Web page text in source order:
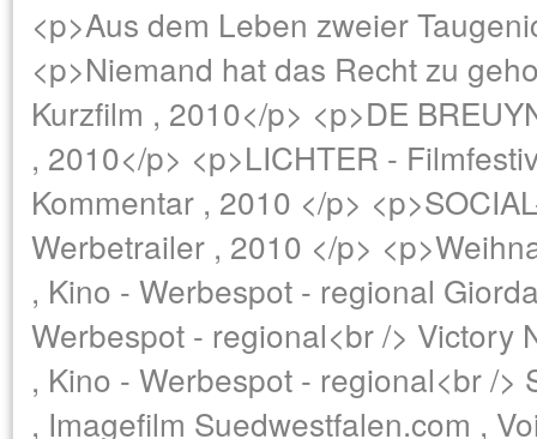
<p>Aus dem Leben zweier
<p>Niemand hat das Recht zu
Kurzfilm , 2010</p> <p>DE
, 2010</p> <p>LICHTER -
Kommentar , 2010 </p>
Werbetrailer , 2010 </p>
, Kino - Werbespot - regional
Werbespot - regional<br /> Victory
, Kino - Werbespot - regional<br /
, Imagefilm Suedwestfalen.com ,